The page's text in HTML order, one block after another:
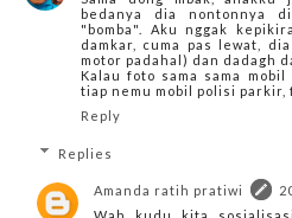
bedanya dia nontonnya
"bomba". Aku nggak
damkar, cuma pas lewat,
motor padahal) dan dadagh
Kalau foto sama sama
tiap nemu mobil polisi parkir,
Reply
Replies
Amanda ratih pratiwi